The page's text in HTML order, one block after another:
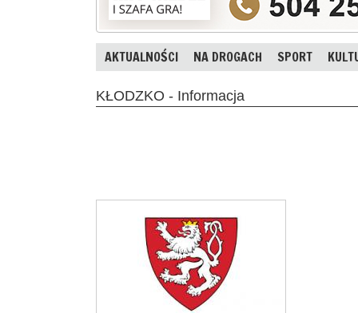
AKTUALNOŚCI NA DROGACH SPORT
KŁODZKO - Informacja